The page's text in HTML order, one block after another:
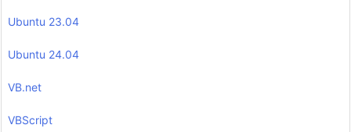
Ubuntu 23.04
Ubuntu 24.04
VB.net
VBScript